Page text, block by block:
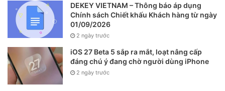
DEKEY VIETNAM – Thông báo áp dụng
Chính sách Chiết khấu Khách hàng từ ngày
01/09/2026
2 ngày trước
iOS 27 Beta 5 sắp ra mắt, loạt nâng cấp
đáng chú ý đang chờ người dùng iPhone
2 ngày trước